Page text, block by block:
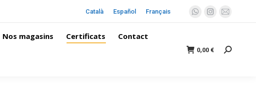
Català Español Français
Nos magasins Certificats Contact
0,00 €